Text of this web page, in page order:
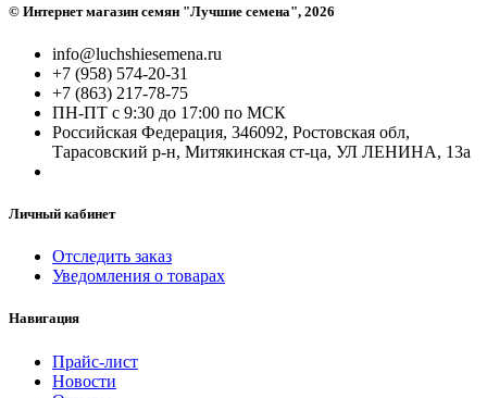
© Интернет магазин семян "Лучшие семена", 2026
info@luchshiesemena.ru
+7 (958) 574-20-31
+7 (863) 217-78-75
ПН-ПТ с 9:30 до 17:00 по МСК
Российская Федерация, 346092, Ростовская обл,
Тарасовский р-н, Митякинская ст-ца, УЛ ЛЕНИНА, 13а
Личный кабинет
Отследить заказ
Уведомления о товарах
Навигация
Прайс-лист
Новости